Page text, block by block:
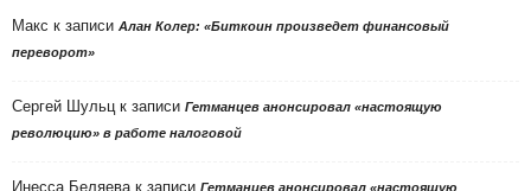
Макс к записи Алан Колер: «Биткоин произведет финансовый
переворот»
Сергей Шульц к записи Гетманцев анонсировал «настоящую
революцию» в работе налоговой
Инесса Беляева к записи Гетманцев анонсировал «настоящую